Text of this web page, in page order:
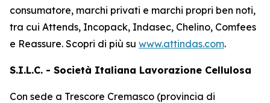
consumatore, marchi privati ​​e marchi propri ben noti,
tra cui Attends, Incopack, Indasec, Chelino, Comfees
e Reassure. Scopri di più su www.attindas.com.
S.I.L.C. - Società Italiana Lavorazione Cellulosa
Con sede a Trescore Cremasco (provincia di